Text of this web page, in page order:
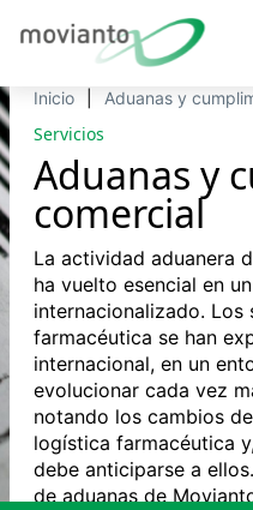
Inicio Aduanas y
Servicios
Aduanas y
comercial
La actividad aduanera
ha vuelto esencial en
internacionalizado. Los
farmacéutica se han
internacional, en un
evolucionar cada vez
notando los cambios
logística farmacéutica
debe anticiparse a
de aduanas de